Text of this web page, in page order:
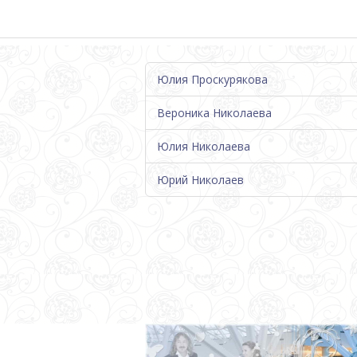
Юлия Проскурякова
Вероника Николаева
Юлия Николаева
Юрий Николаев